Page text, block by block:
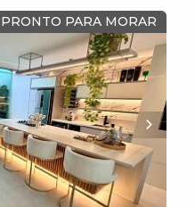
PARA MORAR